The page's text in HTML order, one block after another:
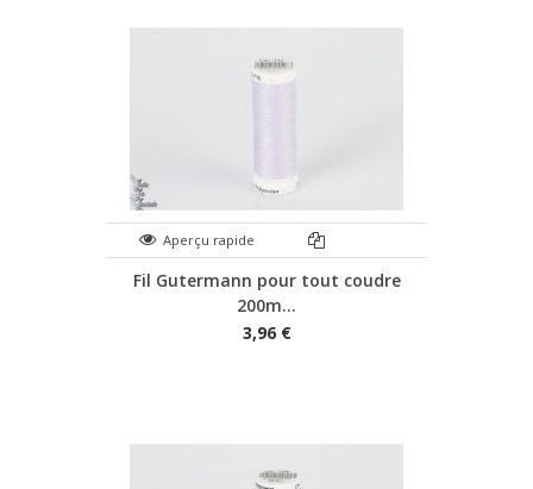
Aperçu rapide
Fil Gutermann pour tout coudre
200m...
3,96 €